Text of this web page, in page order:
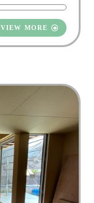
VIEW MORE